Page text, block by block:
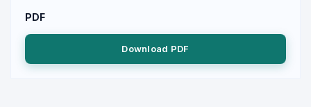
PDF
Download PDF